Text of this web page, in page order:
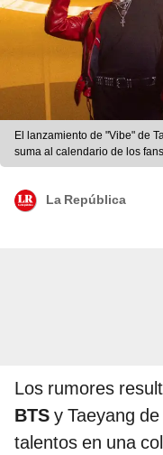
El lanzamiento de "Vibe" de
suma al calendario de los
Twitter/@Realtaeyang
La República
Los rumores
BTS y Taeyang
talentos en una